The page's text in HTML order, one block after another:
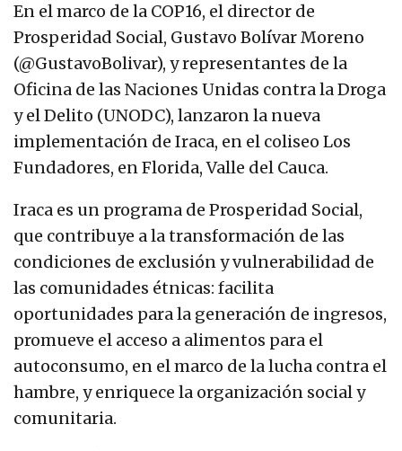
En el marco de la COP16, el director de
Prosperidad Social, Gustavo Bolívar Moreno
(@GustavoBolivar), y representantes de la
Oficina de las Naciones Unidas contra la Droga
y el Delito (UNODC), lanzaron la nueva
implementación de Iraca, en el coliseo Los
Fundadores, en Florida, Valle del Cauca.
Iraca es un programa de Prosperidad Social,
que contribuye a la transformación de las
condiciones de exclusión y vulnerabilidad de
las comunidades étnicas: facilita
oportunidades para la generación de ingresos,
promueve el acceso a alimentos para el
autoconsumo, en el marco de la lucha contra el
hambre, y enriquece la organización social y
comunitaria.